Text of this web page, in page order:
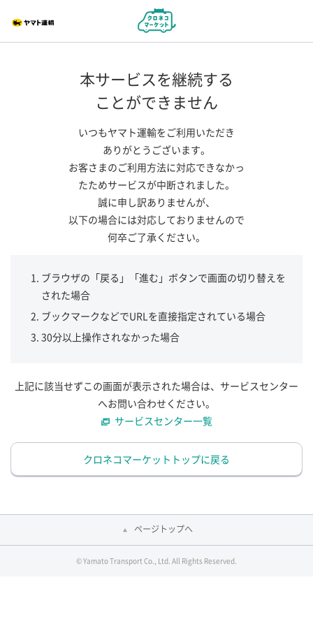
本サービスを継続する
ことができません
いつもヤマト運輸をご利用いただき
ありがとうございます。
お客さまのご利用方法に対応できなかっ
たためサービスが中断されました。
誠に申し訳ありませんが、
以下の場合には対応しておりませんので
何卒ご了承ください。
ブラウザの「戻る」「進む」ボタンで画面の切り替えを
された場合
ブックマークなどでURLを直接指定されている場合
30分以上操作されなかった場合
上記に該当せずこの画面が表示された場合は、サービスセンター
へお問い合わせください。
サービスセンター一覧
クロネコマーケットトップに戻る
ページトップへ
© Yamato Transport Co., Ltd. All Rights Reserved.